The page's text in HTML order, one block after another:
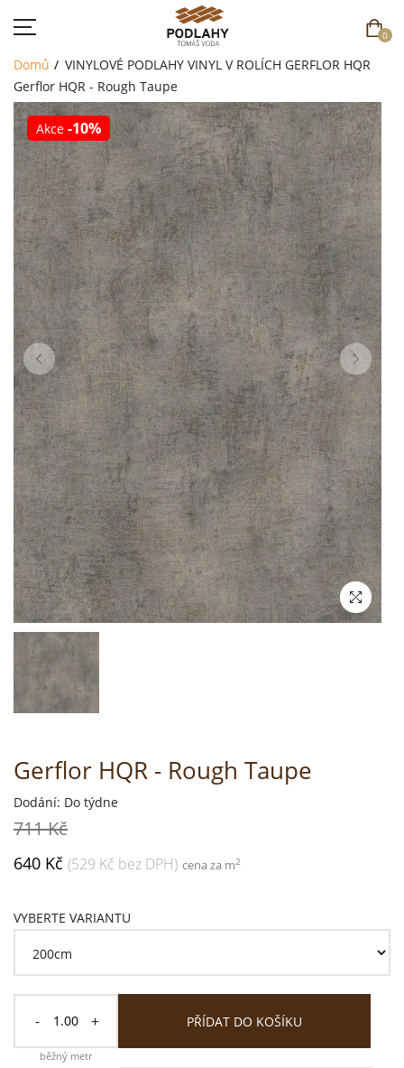
0
DOMŮ
SORTIMENT
AKCE
CENÍK
REFERENCE
SOUTĚŽ
KONTAKT
Domů VINYLOVÉ PODLAHY VINYL V ROLÍCH GERFLOR HQR
Gerflor HQR - Rough Taupe
Akce -10%
Gerflor HQR - Rough Taupe
Dodání: Do týdne
711 Kč
640 Kč (529 Kč bez DPH) cena za m2
VYBERTE VARIANTU
- +
běžný metr
PŘÍDAT DO KOŠÍKU